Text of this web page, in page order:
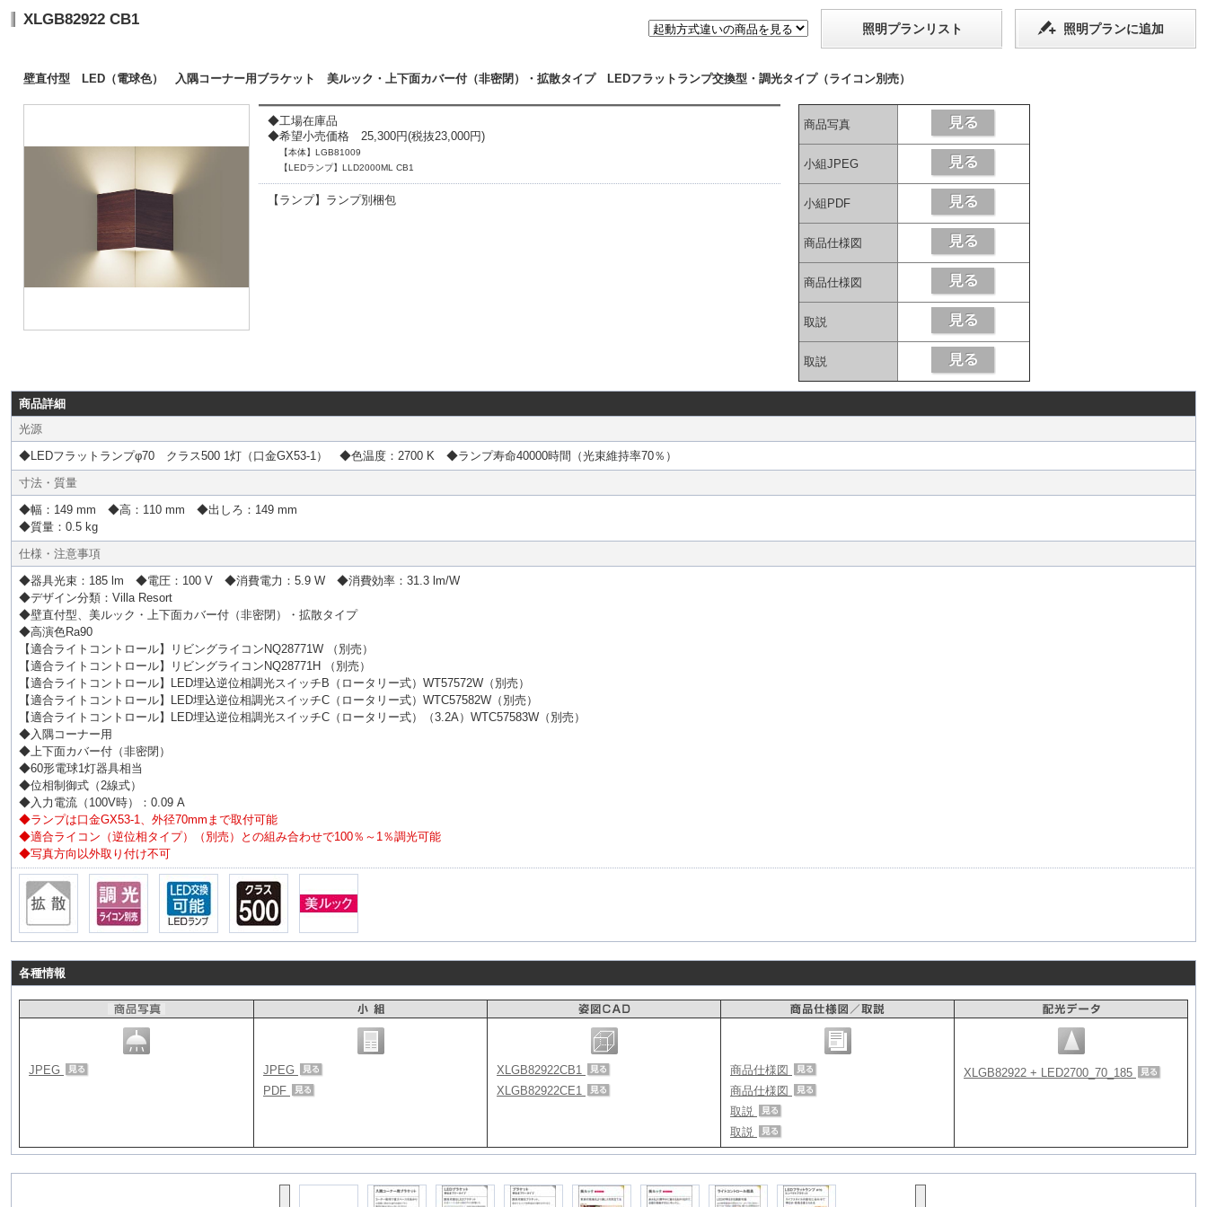
XLGB82922 CB1
照明プランリスト 照明プランに追加
壁直付型 LED（電球色） 入隅コーナー用ブラケット 美ルック・上下面カバー付（非密閉）・拡散タイプ LEDフラットランプ交換型・調光タイプ（ライコン別売）
◆工場在庫品
◆希望小売価格 25,300円(税抜23,000円)
【本体】LGB81009
【LEDランプ】LLD2000ML CB1
【ランプ】ランプ別梱包
商品写真
小組JPEG
小組PDF
商品仕様図
商品仕様図
取説
取説
商品詳細
光源
◆LEDフラットランプφ70 クラス500 1灯（口金GX53-1） ◆色温度：2700 K ◆ランプ寿命40000時間（光束維持率70％）
寸法・質量
◆幅：149 mm ◆高：110 mm ◆出しろ：149 mm
◆質量：0.5 kg
仕様・注意事項
◆器具光束：185 lm ◆電圧：100 V ◆消費電力：5.9 W ◆消費効率：31.3 lm/W
◆デザイン分類：Villa Resort
◆壁直付型、美ルック・上下面カバー付（非密閉）・拡散タイプ
◆高演色Ra90
【適合ライトコントロール】リビングライコンNQ28771W （別売）
【適合ライトコントロール】リビングライコンNQ28771H （別売）
【適合ライトコントロール】LED埋込逆位相調光スイッチB（ロータリー式）WT57572W（別売）
【適合ライトコントロール】LED埋込逆位相調光スイッチC（ロータリー式）WTC57582W（別売）
【適合ライトコントロール】LED埋込逆位相調光スイッチC（ロータリー式）（3.2A）WTC57583W（別売）
◆入隅コーナー用
◆上下面カバー付（非密閉）
◆60形電球1灯器具相当
◆位相制御式（2線式）
◆入力電流（100V時）：0.09 A
◆ランプは口金GX53-1、外径70mmまで取付可能
◆適合ライコン（逆位相タイプ）（別売）との組み合わせで100％～1％調光可能
◆写真方向以外取り付け不可
各種情報
JPEG
JPEG
PDF
XLGB82922CB1
XLGB82922CE1
商品仕様図
商品仕様図
取説
取説
XLGB82922 + LED2700_70_185